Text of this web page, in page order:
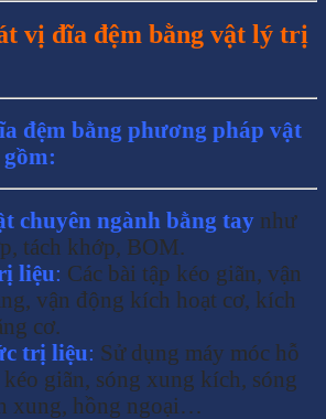
vị đĩa đệm bằng vật lý trị
đệm bằng phương pháp vật
chuyên ngành bằng tay như
tách khớp, BOM.
liệu: Các bài tập kéo giãn, vận
vận động kích hoạt cơ, kích
cơ.
trị liệu: Sử dụng máy móc hỗ
giãn, sóng xung kích, sóng
xung, hồng ngoại…